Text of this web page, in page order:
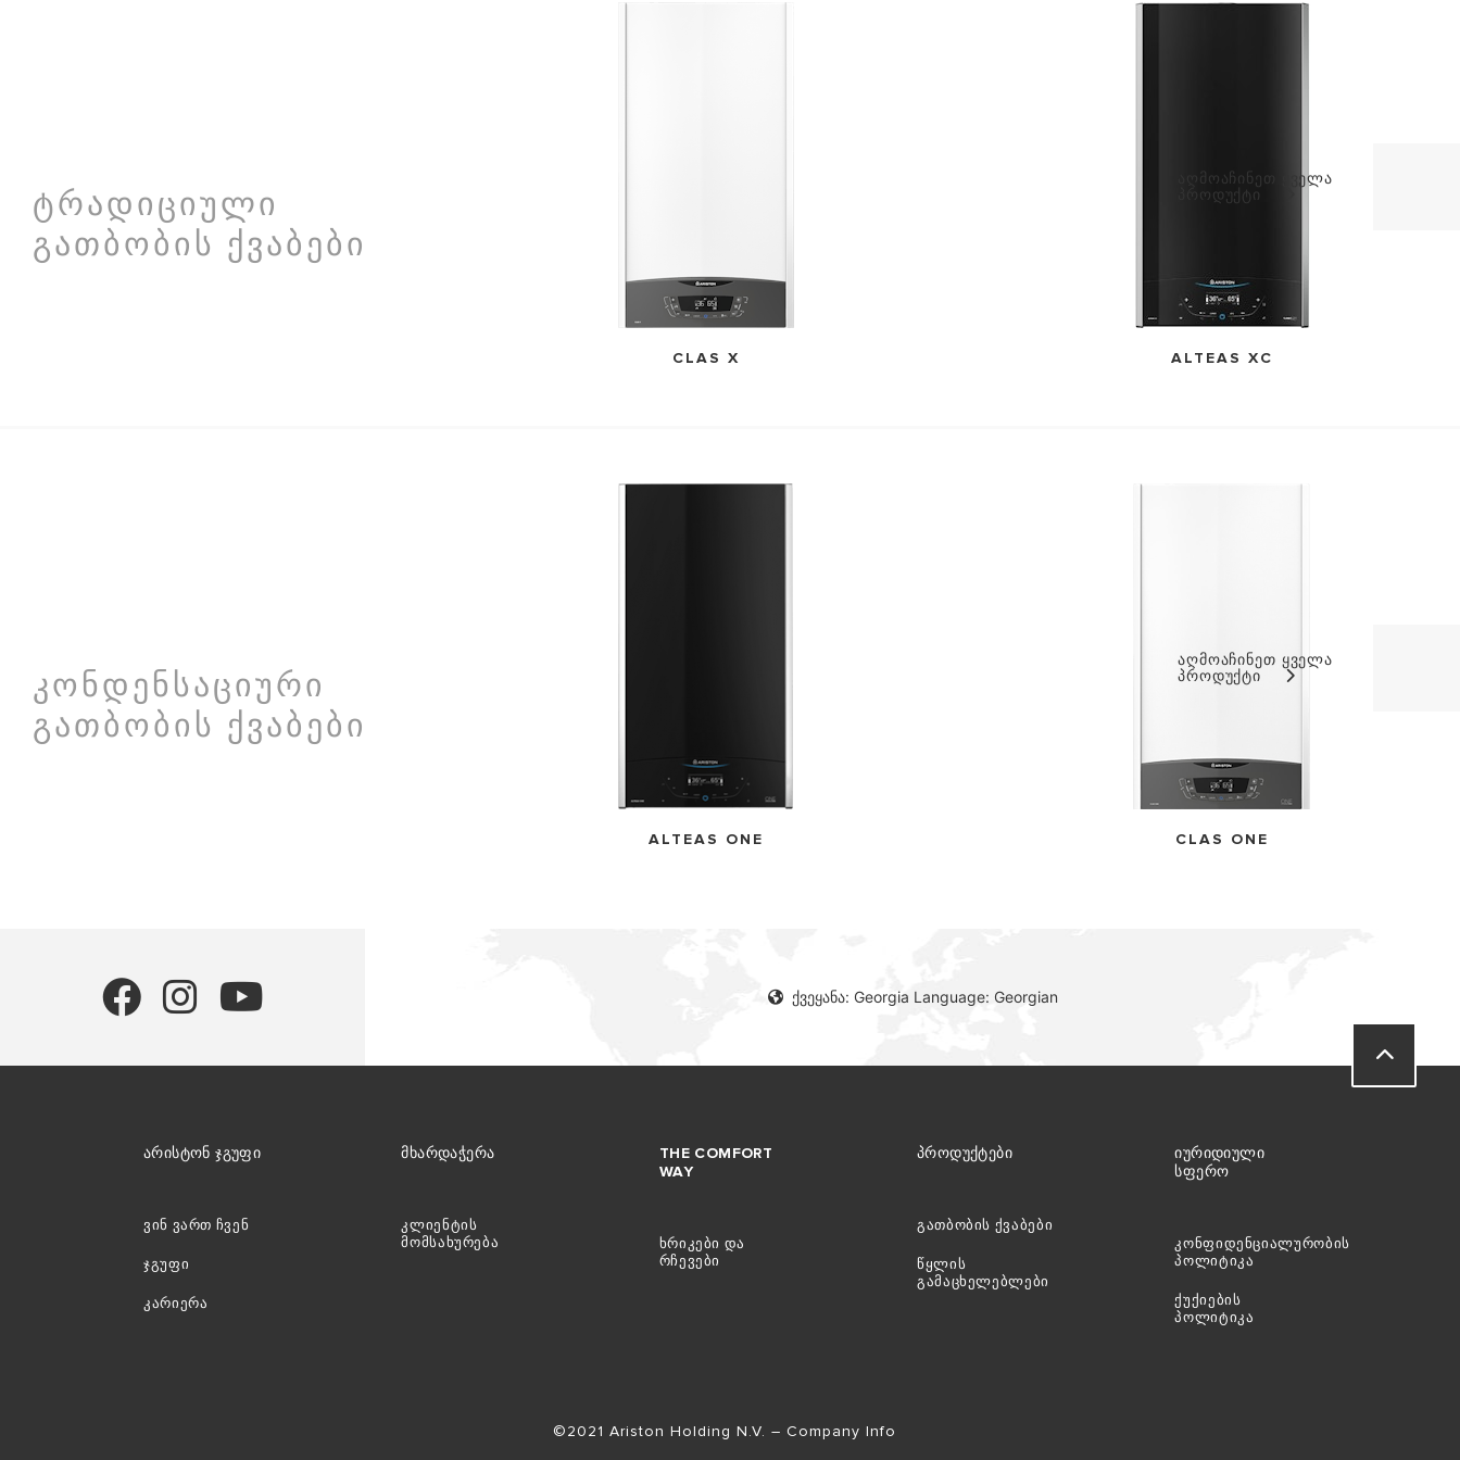
ᲢᲠᲐᲓᲘᲪᲘᲣᲚᲘ
ᲒᲐᲗᲑᲝᲑᲘᲡ ᲥᲕᲐᲑᲔᲑᲘ
CLAS X ALTEAS XC
აღმოაჩინეთ ყველა
პროდუქტი
ᲙᲝᲜᲓᲔᲜᲡᲐᲪᲘᲣᲠᲘ
ᲒᲐᲗᲑᲝᲑᲘᲡ ᲥᲕᲐᲑᲔᲑᲘ
ALTEAS ONE CLAS ONE
აღმოაჩინეთ ყველა
პროდუქტი
ქვეყანა: Georgia Language: Georgian
ᲐᲠᲘᲡᲢᲝᲜ ᲯᲒᲣᲤᲘ
ვინ ვართ ჩვენ
ჯგუფი
კარიერა
ᲛᲮᲐᲠᲓᲐᲭᲔᲠᲐ
კლიენტის
მომსახურება
THE COMFORT
WAY
ხრიკები და
რჩევები
ᲞᲠᲝᲓᲣᲥᲢᲔᲑᲘ
გათბობის ქვაბები
წყლის
გამაცხელებლები
ᲘᲣᲠᲘᲓᲘᲣᲚᲘ
ᲡᲤᲔᲠᲝ
კონფიდენციალურობის
პოლიტიკა
ქუქიების
პოლიტიკა
©2021 Ariston Holding N.V. – Company Info